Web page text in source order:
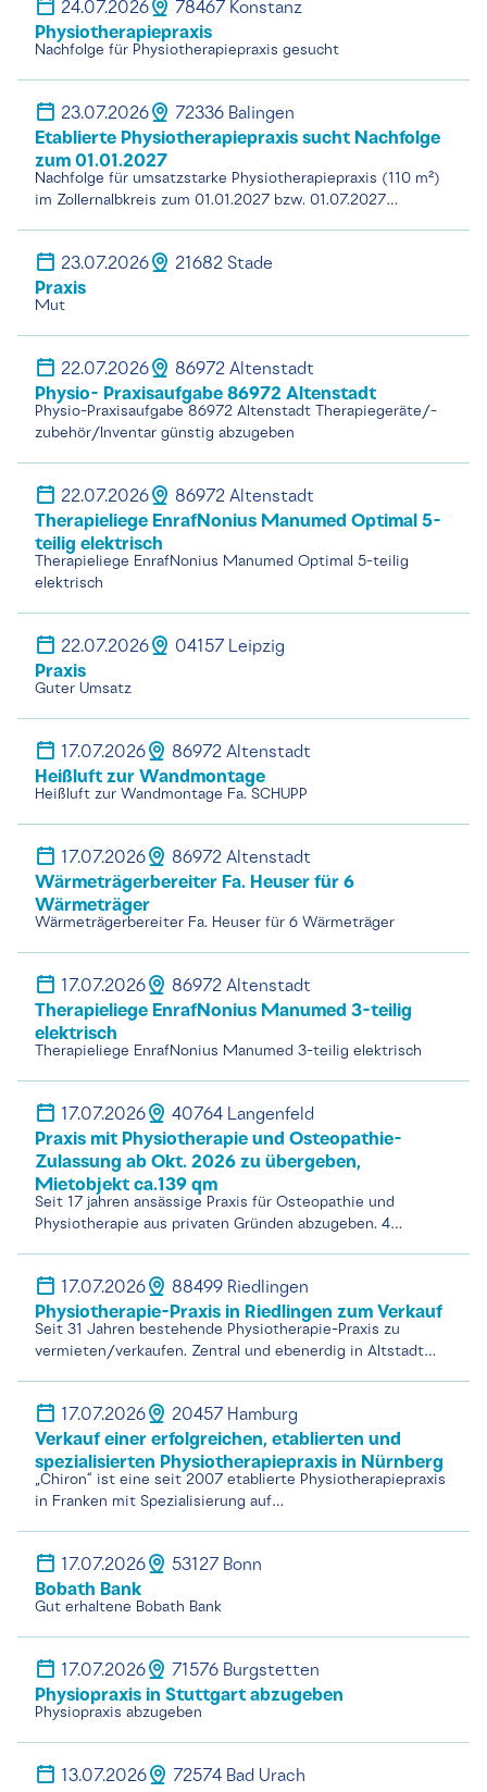
24.07.2026 78467 Konstanz
Physiotherapiepraxis
Nachfolge für Physiotherapiepraxis gesucht
23.07.2026 72336 Balingen
Etablierte Physiotherapiepraxis sucht Nachfolge
zum 01.01.2027
Nachfolge für umsatzstarke Physiotherapiepraxis (110 m²)
im Zollernalbkreis zum 01.01.2027 bzw. 01.07.2027…
23.07.2026 21682 Stade
Praxis
Mut
22.07.2026 86972 Altenstadt
Physio- Praxisaufgabe 86972 Altenstadt
Physio-Praxisaufgabe 86972 Altenstadt Therapiegeräte/-
zubehör/Inventar günstig abzugeben
22.07.2026 86972 Altenstadt
Therapieliege EnrafNonius Manumed Optimal 5-
teilig elektrisch
Therapieliege EnrafNonius Manumed Optimal 5-teilig
elektrisch
22.07.2026 04157 Leipzig
Praxis
Guter Umsatz
17.07.2026 86972 Altenstadt
Heißluft zur Wandmontage
Heißluft zur Wandmontage Fa. SCHUPP
17.07.2026 86972 Altenstadt
Wärmeträgerbereiter Fa. Heuser für 6
Wärmeträger
Wärmeträgerbereiter Fa. Heuser für 6 Wärmeträger
17.07.2026 86972 Altenstadt
Therapieliege EnrafNonius Manumed 3-teilig
elektrisch
Therapieliege EnrafNonius Manumed 3-teilig elektrisch
17.07.2026 40764 Langenfeld
Praxis mit Physiotherapie und Osteopathie-
Zulassung ab Okt. 2026 zu übergeben,
Mietobjekt ca.139 qm
Seit 17 jahren ansässige Praxis für Osteopathie und
Physiotherapie aus privaten Gründen abzugeben. 4…
17.07.2026 88499 Riedlingen
Physiotherapie-Praxis in Riedlingen zum Verkauf
Seit 31 Jahren bestehende Physiotherapie-Praxis zu
vermieten/verkaufen. Zentral und ebenerdig in Altstadt…
17.07.2026 20457 Hamburg
Verkauf einer erfolgreichen, etablierten und
spezialisierten Physiotherapiepraxis in Nürnberg
„Chiron“ ist eine seit 2007 etablierte Physiotherapiepraxis
in Franken mit Spezialisierung auf…
17.07.2026 53127 Bonn
Bobath Bank
Gut erhaltene Bobath Bank
17.07.2026 71576 Burgstetten
Physiopraxis in Stuttgart abzugeben
Physiopraxis abzugeben
13.07.2026 72574 Bad Urach